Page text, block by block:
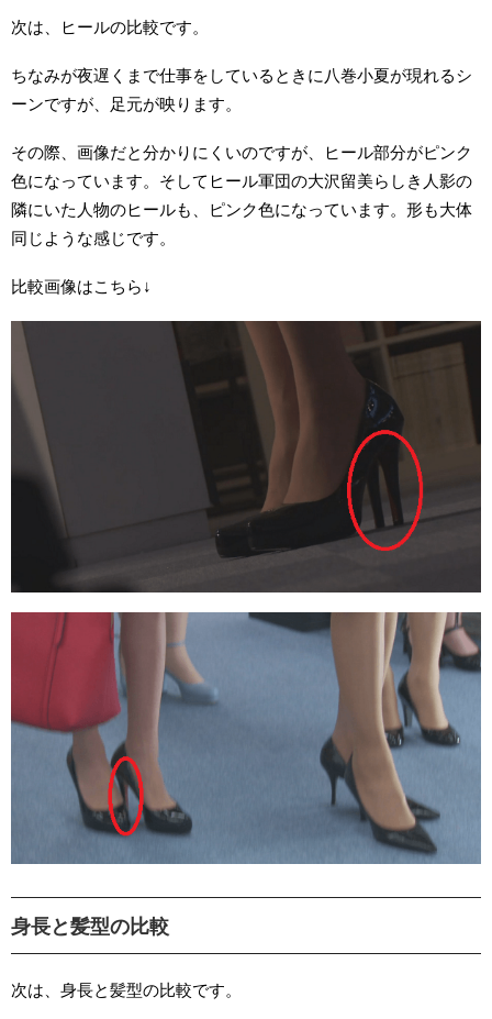
次は、ヒールの比較です。
ちなみが夜遅くまで仕事をしているときに八巻小夏が現れるシ
ーンですが、足元が映ります。
その際、画像だと分かりにくいのですが、ヒール部分がピンク
色になっています。そしてヒール軍団の大沢留美らしき人影の
隣にいた人物のヒールも、ピンク色になっています。形も大体
同じような感じです。
比較画像はこちら↓
身長と髪型の比較
次は、身長と髪型の比較です。